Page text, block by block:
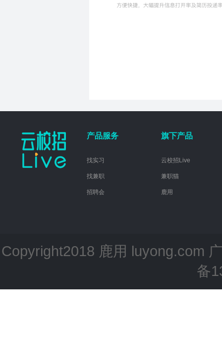
产品服务
找实习
找兼职
招聘会
旗下产品
云校招Live
兼职猫
鹿用
Copyright2018 鹿用 luyong.com
备